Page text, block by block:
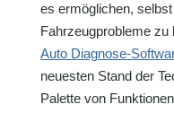
es ermöglichen,
Fahrzeugprobleme zu
Auto Diagnose-
neuesten Stand der
Palette von